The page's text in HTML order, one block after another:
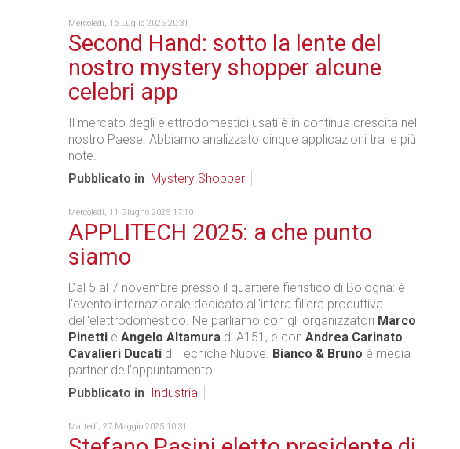
Mercoledì, 16 Luglio 2025 20:31
Second Hand: sotto la lente del
nostro mystery shopper alcune
celebri app
Il mercato degli elettrodomestici usati è in continua crescita nel
nostro Paese. Abbiamo analizzato cinque applicazioni tra le più
note.
Pubblicato in Mystery Shopper
Mercoledì, 11 Giugno 2025 17:10
APPLITECH 2025: a che punto
siamo
Dal 5 al 7 novembre presso il quartiere fieristico di Bologna: è
l'evento internazionale dedicato all'intera filiera produttiva
dell'elettrodomestico. Ne parliamo con gli organizzatori Marco
Pinetti e Angelo Altamura di A151, e con Andrea Carinato
Cavalieri Ducati di Tecniche Nuove. Bianco & Bruno è media
partner dell'appuntamento.
Pubblicato in
Industria
Martedì, 27 Maggio 2025 10:31